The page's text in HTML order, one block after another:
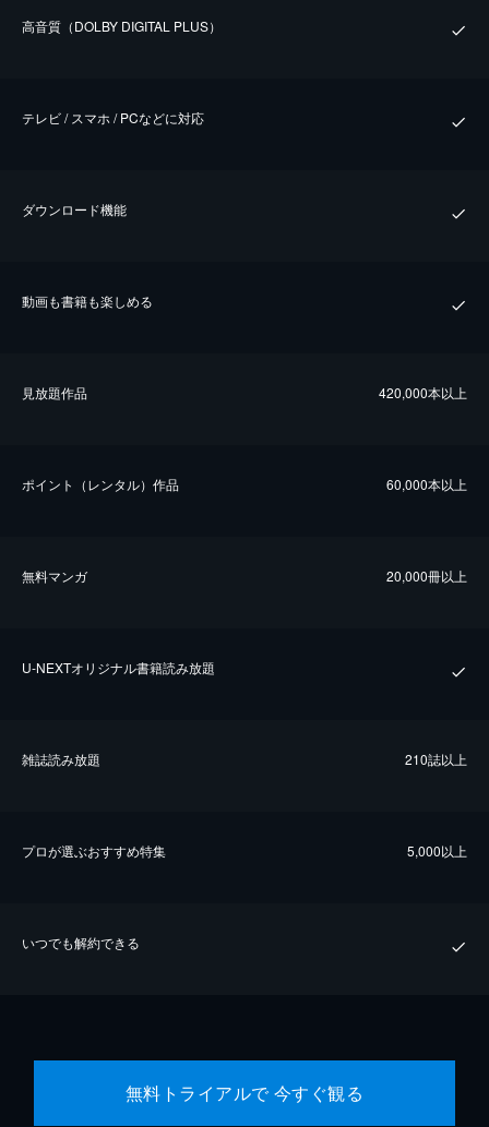
⾼⾳質（DOLBY DIGITAL PLUS）
テレビ / スマホ / PCなどに対応
ダウンロード機能
動画も書籍も楽しめる
⾒放題作品 420,000本以上
ポイント（レンタル）作品 60,000本以上
無料マンガ 20,000冊以上
U-NEXTオリジナル書籍読み放題
雑誌読み放題 210誌以上
プロが選ぶおすすめ特集 5,000以上
いつでも解約できる
無料トライアルで 今すぐ観る